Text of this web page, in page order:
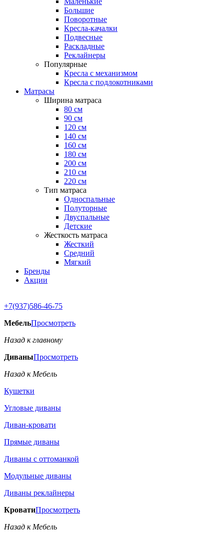
Большие
Поворотные
Кресла-качалки
Подвесные
Раскладные
Реклайнеры
Популярные
Кресла с механизмом
Кресла с подлокотниками
Матрасы
Ширина матраса
80 см
90 см
120 см
140 см
160 см
180 см
200 см
210 см
220 см
Тип матраса
Односпальные
Полуторные
Двуспальные
Детские
Жесткость матраса
Жесткий
Средний
Мягкий
Бренды
Акции
+7(937)586-46-75
МебельПросмотреть
Назад к главному
ДиваныПросмотреть
Назад к Мебель
Кушетки
Угловые диваны
Диван-кровати
Прямые диваны
Диваны с оттоманкой
Модульные диваны
Диваны реклайнеры
КроватиПросмотреть
Назад к Мебель